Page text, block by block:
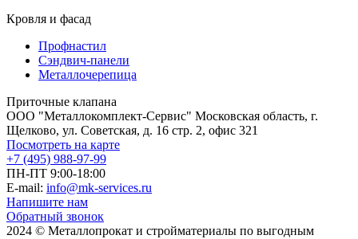
Кровля и фасад
Профнастил
Сэндвич-панели
Металлочерепица
Приточные клапана
ООО "Металлокомплект-Сервис" Московская область, г.
Щелково, ул. Советская, д. 16 стр. 2, офис 321
Посмотреть на карте
+7 (495) 988-97-99
ПН-ПТ 9:00-18:00
E-mail: info@mk-services.ru
Напишите нам
Обратный звонок
2024 © Металлопрокат и стройматериалы по выгодным